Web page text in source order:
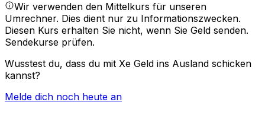
Wir verwenden den Mittelkurs für unseren
Umrechner. Dies dient nur zu Informationszwecken.
Diesen Kurs erhalten Sie nicht, wenn Sie Geld senden.
Sendekurse prüfen.
Wusstest du, dass du mit Xe Geld ins Ausland schicken
kannst?
Melde dich noch heute an